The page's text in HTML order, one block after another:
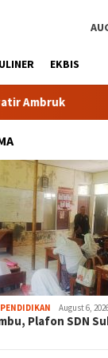
EKBIS
Adira
PENDIDIKAN August 6,
Plafon SDN